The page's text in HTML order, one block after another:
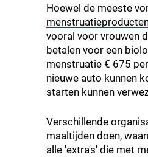
Hoewel de meeste
vooral voor vrouwen
betalen voor een
menstruatie € 675
nieuwe auto kunnen
starten kunnen
Verschillende
maaltijden doen,
alle 'extra's' die met